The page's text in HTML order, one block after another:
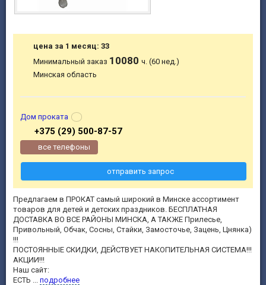
Предлагаем в ПРОКАТ самый широкий в Минске ассортимент
товаров для детей и детских праздников. БЕСПЛАТНАЯ
ДОСТАВКА ВО ВСЕ РАЙОНЫ МИНСКА, А ТАКЖЕ Прилесье,
Привольный, Обчак, Сосны, Стайки, Замосточье, Зацень, Цнянка)
!!!
ПОСТОЯННЫЕ СКИДКИ, ДЕЙСТВУЕТ НАКОПИТЕЛЬНАЯ СИСТЕМА!!!
АКЦИИ!!!
Наш сайт:
ЕСТЬ ... подробнее
цена за 1 месяц: 33
Минимальный заказ 10080ч. (60 нед.)
Минская область
Дом проката
+375 (29) 500-87-57
все телефоны
отправить запрос